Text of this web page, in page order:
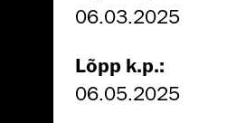
06.03.2025
Lõpp k.p.:
06.05.2025